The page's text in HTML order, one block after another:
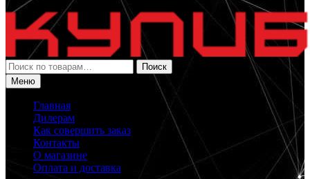
Искать:
Поиск
Меню
Главная
Дилерам
Как совершить заказ
Контакты
О магазине
Оплата и доставка